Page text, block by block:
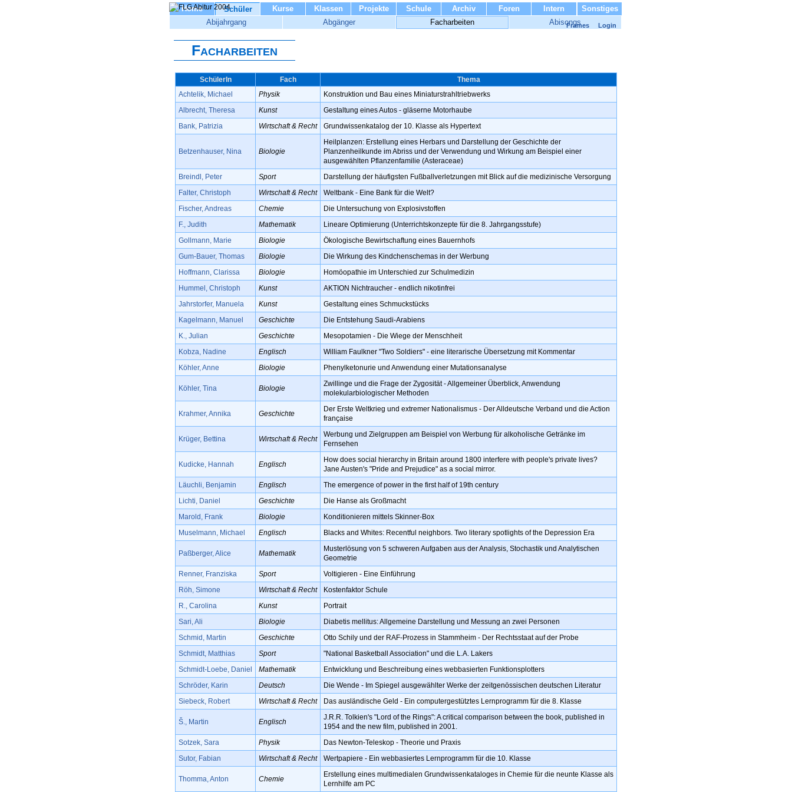
Frames Login
Home Schüler Kurse Klassen Projekte Schule Archiv Foren Intern
Sonstiges
Abijahrgang
Abgänger Facharbeiten Abisongs
Facharbeiten
SchülerIn Fach
Thema
Achtelik, Michael
Physik
Konstruktion und Bau eines Miniaturstrahltriebwerks
Albrecht, Theresa
Kunst
Gestaltung eines Autos - gläserne Motorhaube
Bank, Patrizia
Wirtschaft & Recht Grundwissenkatalog der 10. Klasse als Hypertext
Betzenhauser, Nina Biologie
Heilplanzen: Erstellung eines Herbars und Darstellung der Geschichte der
Planzenheilkunde im Abriss und der Verwendung und Wirkung am Beispiel einer
ausgewählten Pflanzenfamilie (Asteraceae)
Breindl, Peter
Sport
Darstellung der häufigsten Fußballverletzungen mit Blick auf die medizinische Versorgung
Falter, Christoph
Wirtschaft & Recht
Weltbank - Eine Bank für die Welt?
Fischer, Andreas
Chemie
Die Untersuchung von Explosivstoffen
F., Judith
Mathematik
Lineare Optimierung (Unterrichtskonzepte für die 8. Jahrgangsstufe)
Gollmann, Marie
Biologie
Ökologische Bewirtschaftung eines Bauernhofs
Gum-Bauer, Thomas
Biologie
Die Wirkung des Kindchenschemas in der Werbung
Hoffmann, Clarissa
Biologie
Homöopathie im Unterschied zur Schulmedizin
Hummel, Christoph
Kunst
AKTION Nichtraucher - endlich nikotinfrei
Jahrstorfer, Manuela
Kunst
Gestaltung eines Schmuckstücks
Kagelmann, Manuel
Geschichte
Die Entstehung Saudi-Arabiens
K., Julian
Geschichte
Mesopotamien - Die Wiege der Menschheit
Kobza, Nadine
Englisch
William Faulkner "Two Soldiers" - eine literarische Übersetzung mit Kommentar
Köhler, Anne
Biologie Phenylketonurie und Anwendung einer Mutationsanalyse
Köhler, Tina Biologie
Zwillinge und die Frage der Zygosität - Allgemeiner Überblick, Anwendung
molekularbiologischer Methoden
Krahmer, Annika Geschichte
Der Erste Weltkrieg und extremer Nationalismus - Der Alldeutsche Verband und die Action
française
Krüger, Bettina Wirtschaft & Recht
Werbung und Zielgruppen am Beispiel von Werbung für alkoholische Getränke im
Fernsehen
Kudicke, Hannah Englisch
How does social hierarchy in Britain around 1800 interfere with people's private lives?
Jane Austen's "Pride and Prejudice" as a social mirror.
Läuchli, Benjamin
Englisch
The emergence of power in the first half of 19th century
Lichti, Daniel
Geschichte
Die Hanse als Großmacht
Marold, Frank
Biologie
Konditionieren mittels Skinner-Box
Muselmann, Michael
Englisch Blacks and Whites: Recentful neighbors. Two literary spotlights of the Depression Era
Paßberger, Alice Mathematik
Musterlösung von 5 schweren Aufgaben aus der Analysis, Stochastik und Analytischen
Geometrie
Renner, Franziska
Sport
Voltigieren - Eine Einführung
Röh, Simone
Wirtschaft & Recht
Kostenfaktor Schule
R., Carolina
Kunst
Portrait
Sari, Ali
Biologie
Diabetis mellitus: Allgemeine Darstellung und Messung an zwei Personen
Schmid, Martin
Geschichte
Otto Schily und der RAF-Prozess in Stammheim - Der Rechtsstaat auf der Probe
Schmidt, Matthias
Sport
"National Basketball Association" und die L.A. Lakers
Schmidt-Loebe, Daniel
Mathematik
Entwicklung und Beschreibung eines webbasierten Funktionsplotters
Schröder, Karin
Deutsch
Die Wende - Im Spiegel ausgewählter Werke der zeitgenössischen deutschen Literatur
Siebeck, Robert
Wirtschaft & Recht Das ausländische Geld - Ein computergestütztes Lernprogramm für die 8. Klasse
Š., Martin Englisch
J.R.R. Tolkien's "Lord of the Rings": A critical comparison between the book, published in
1954 and the new film, published in 2001.
Sotzek, Sara
Physik
Das Newton-Teleskop - Theorie und Praxis
Sutor, Fabian
Wirtschaft & Recht Wertpapiere - Ein webbasiertes Lernprogramm für die 10. Klasse
Thomma, Anton Chemie
Erstellung eines multimedialen Grundwissenkataloges in Chemie für die neunte Klasse als
Lernhilfe am PC